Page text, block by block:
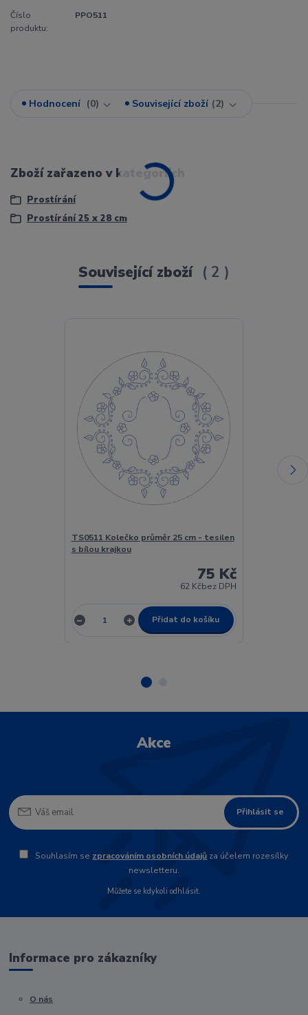
Číslo
produktu:
PPO511
Hodnocení 0 Související zboží 2
Zboží zařazeno v kategoriích
Prostírání
Prostírání 25 x 28 cm
Související zboží 2
TS0511 Kolečko průměr 25 cm - tesilen
s bílou krajkou
75 Kč
62 Kčbez DPH
Přidat do košíku
Akce
Přihlásit se
Souhlasím se zpracováním osobních údajů za účelem rozesílky
newsletteru.
Můžete se kdykoli odhlásit.
Informace pro zákazníky
O nás